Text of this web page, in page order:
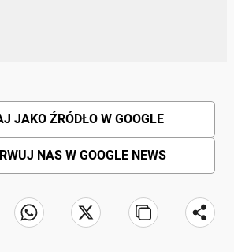
JAKO ŹRÓDŁO W GOOGLE
NAS W GOOGLE NEWS